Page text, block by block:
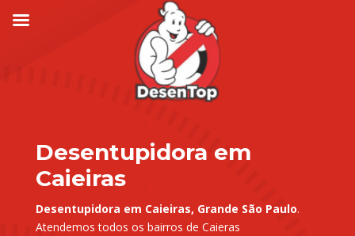
Desentupidora em
Caieiras
Desentupidora em Caieiras, Grande São Paulo.
Atendemos todos os bairros de Caieras